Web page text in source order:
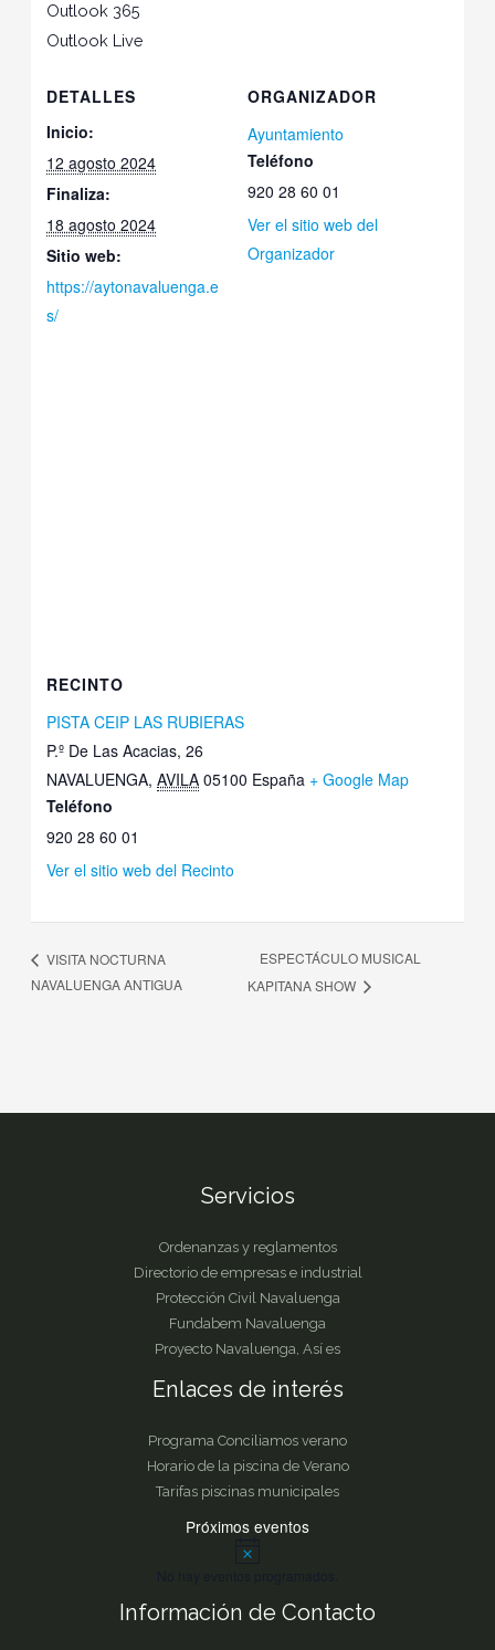
Outlook 365
Outlook Live
DETALLES
Inicio:
12 agosto 2024
Finaliza:
18 agosto 2024
Sitio web:
https://aytonavaluenga.e
s/
ORGANIZADOR
Ayuntamiento
Teléfono
920 28 60 01
Ver el sitio web del
Organizador
RECINTO
PISTA CEIP LAS RUBIERAS
P.º De Las Acacias, 26
NAVALUENGA, AVILA 05100 España + Google Map
Teléfono
920 28 60 01
Ver el sitio web del Recinto
VISITA NOCTURNA
NAVALUENGA ANTIGUA
ESPECTÁCULO MUSICAL
KAPITANA SHOW
Servicios
Ordenanzas y reglamentos
Directorio de empresas e industrial
Protección Civil Navaluenga
Fundabem Navaluenga
Proyecto Navaluenga, Así es
Enlaces de interés
Programa Conciliamos verano
Horario de la piscina de Verano
Tarifas piscinas municipales
Próximos eventos
o
Información de Contacto